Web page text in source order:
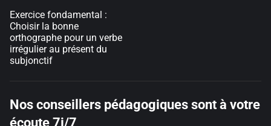
Exercice fondamental :
Choisir la bonne
orthographe pour un verbe
irrégulier au présent du
subjonctif
Nos conseillers pédagogiques sont à votre
écoute 7j/7